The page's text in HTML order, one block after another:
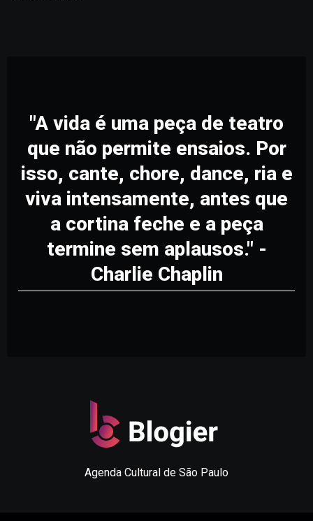
"A vida é uma peça de teatro
que não permite ensaios. Por
isso, cante, chore, dance, ria e
viva intensamente, antes que
a cortina feche e a peça
termine sem aplausos." -
Charlie Chaplin
Agenda Cultural de São Paulo